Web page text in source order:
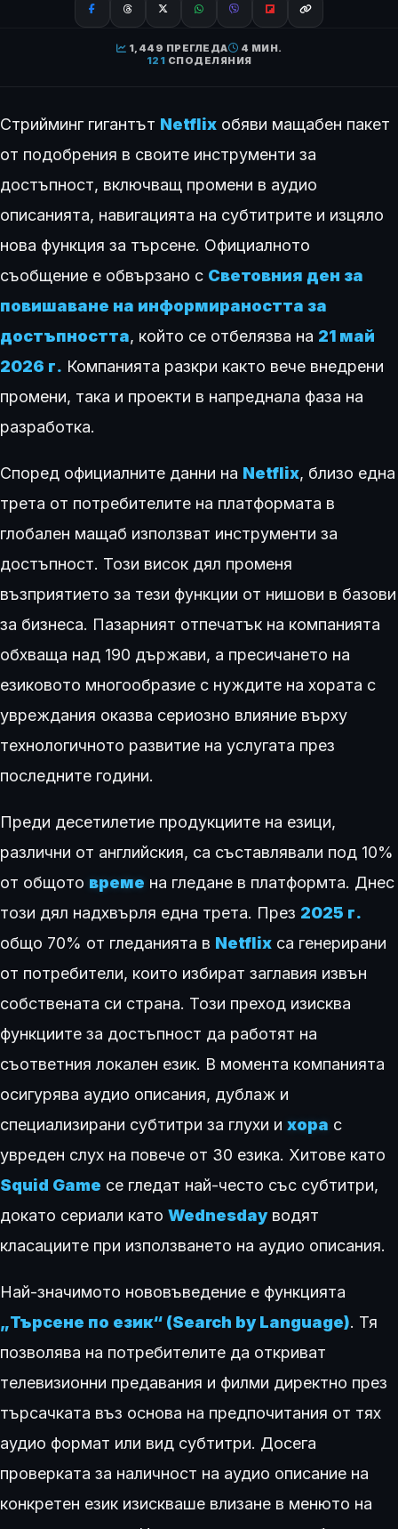
1,449 ПРЕГЛЕДА
4 МИН.
121 СПОДЕЛЯНИЯ
Стрийминг гигантът Netflix обяви мащабен пакет
от подобрения в своите инструменти за
достъпност, включващ промени в аудио
описанията, навигацията на субтитрите и изцяло
нова функция за търсене. Официалното
съобщение е обвързано с Световния ден за
повишаване на информираността за
достъпността, който се отбелязва на 21 май
2026 г. Компанията разкри както вече внедрени
промени, така и проекти в напреднала фаза на
разработка.
Според официалните данни на Netflix, близо една
трета от потребителите на платформата в
глобален мащаб използват инструменти за
достъпност. Този висок дял променя
възприятието за тези функции от нишови в базови
за бизнеса. Пазарният отпечатък на компанията
обхваща над 190 държави, а пресичането на
езиковото многообразие с нуждите на хората с
увреждания оказва сериозно влияние върху
технологичното развитие на услугата през
последните години.
Преди десетилетие продукциите на езици,
различни от английския, са съставлявали под 10%
от общото време на гледане в платформта. Днес
този дял надхвърля една трета. През 2025 г.
общо 70% от гледанията в Netflix са генерирани
от потребители, които избират заглавия извън
собствената си страна. Този преход изисква
функциите за достъпност да работят на
съответния локален език. В момента компанията
осигурява аудио описания, дублаж и
специализирани субтитри за глухи и хора с
увреден слух на повече от 30 езика. Хитове като
Squid Game се гледат най-често със субтитри,
докато сериали като Wednesdayводят
класациите при използването на аудио описания.
Най-значимото нововъведение е функцията
„Търсене по език“ (Search by Language). Тя
позволява на потребителите да откриват
телевизионни предавания и филми директно през
търсачката въз основа на предпочитания от тях
аудио формат или вид субтитри. Досега
проверката за наличност на аудио описание на
конкретен език изискваше влизане в менюто на